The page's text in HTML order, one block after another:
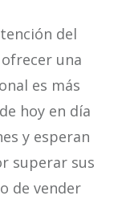
del
una
es más
hoy en día
y esperan
superar sus
de vender